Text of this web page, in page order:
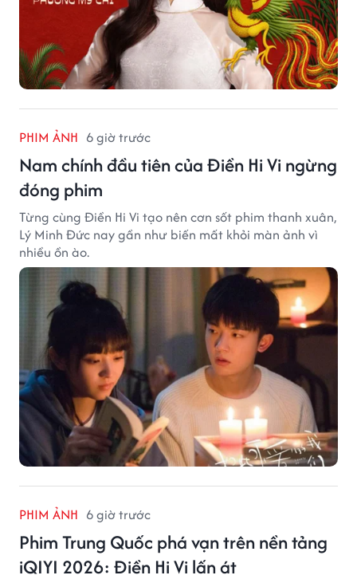
PHIM ẢNH 6 giờ trước
Nam chính đầu tiên của Điền Hi Vi ngừng
đóng phim
Từng cùng Điền Hi Vi tạo nên cơn sốt phim thanh xuân,
Lý Minh Đức nay gần như biến mất khỏi màn ảnh vì
nhiều ồn ào.
PHIM ẢNH 6 giờ trước
Phim Trung Quốc phá vạn trên nền tảng
iQIYI 2026: Điền Hi Vi lấn át